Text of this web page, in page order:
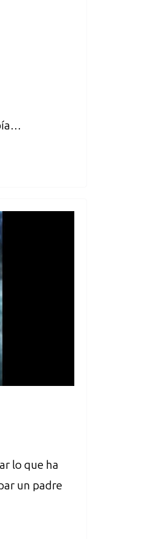
lo que ha
un padre